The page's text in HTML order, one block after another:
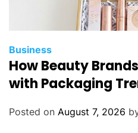
Business
How Beauty
with Packaging
Posted on August 7, 2026